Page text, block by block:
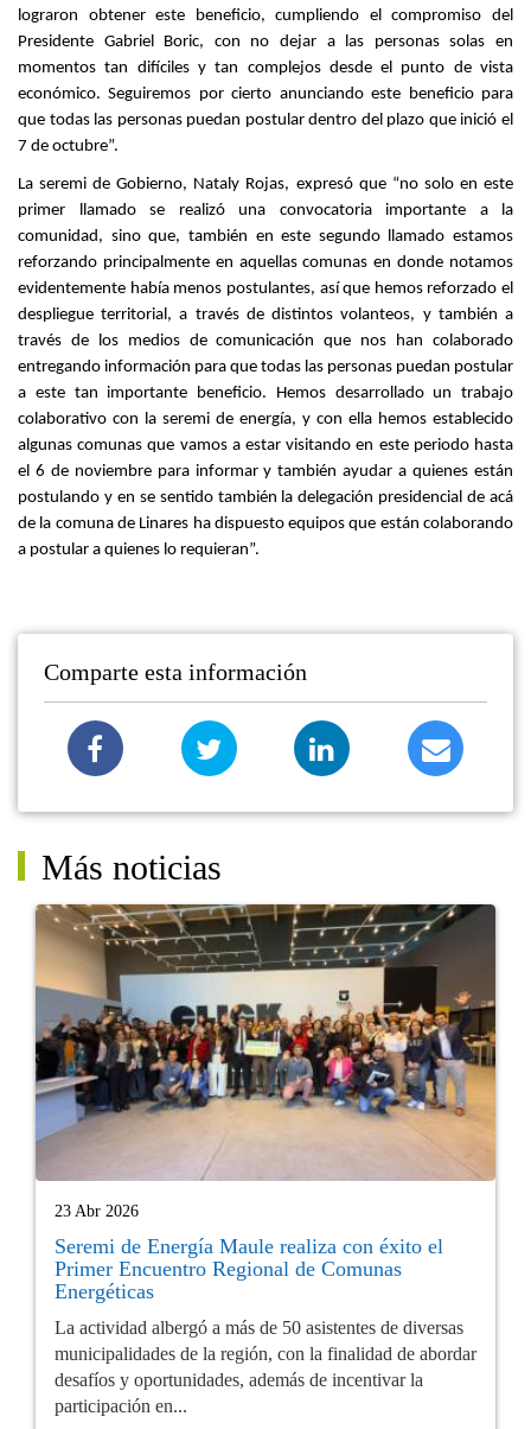
lograron obtener este beneficio, cumpliendo el compromiso del
Presidente Gabriel Boric, con no dejar a las personas solas en
momentos tan difíciles y tan complejos desde el punto de vista
económico. Seguiremos por cierto anunciando este beneficio para
que todas las personas puedan postular dentro del plazo que inició el
7 de octubre”.
La seremi de Gobierno, Nataly Rojas, expresó que “no solo en este
primer llamado se realizó una convocatoria importante a la
comunidad, sino que, también en este segundo llamado estamos
reforzando principalmente en aquellas comunas en donde notamos
evidentemente había menos postulantes, así que hemos reforzado el
despliegue territorial, a través de distintos volanteos, y también a
través de los medios de comunicación que nos han colaborado
entregando información para que todas las personas puedan postular
a este tan importante beneficio. Hemos desarrollado un trabajo
colaborativo con la seremi de energía, y con ella hemos establecido
algunas comunas que vamos a estar visitando en este periodo hasta
el 6 de noviembre para informar y también ayudar a quienes están
postulando y en se sentido también la delegación presidencial de acá
de la comuna de Linares ha dispuesto equipos que están colaborando
a postular a quienes lo requieran”.
Comparte esta información
Más noticias
23 Abr 2026
Seremi de Energía Maule realiza con éxito el
Primer Encuentro Regional de Comunas
Energéticas
La actividad albergó a más de 50 asistentes de diversas
municipalidades de la región, con la finalidad de abordar
desafíos y oportunidades, además de incentivar la
participación en...